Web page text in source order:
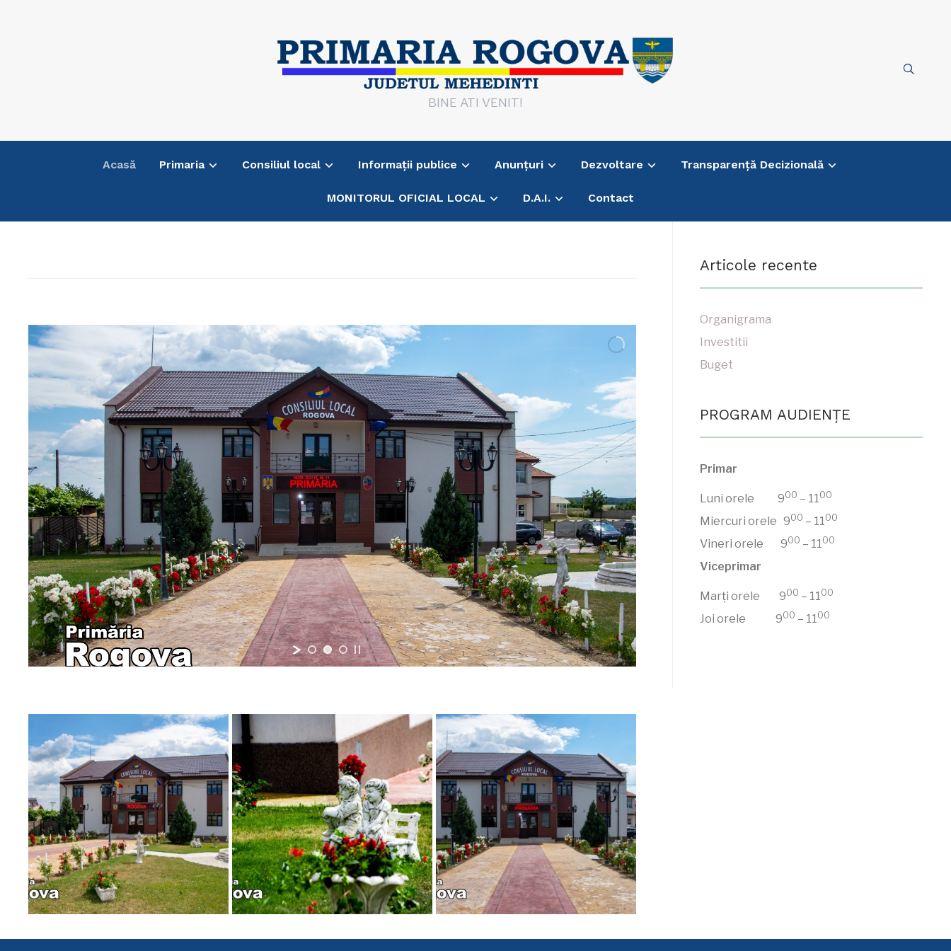
BINE ATI VENIT!
Acasă Primaria Consiliul local Informații publice Anunțuri Dezvoltare Transparență Decizională
MONITORUL OFICIAL LOCAL D.A.I. Contact
Articole recente
Organigrama
Investitii
Buget
PROGRAM AUDIENŢE
Primar
Luni orele 900 – 1100
Miercuri orele 900 – 1100
Vineri orele 900 – 1100
Viceprimar
Marți orele 900 – 1100
Joi orele 900 – 1100